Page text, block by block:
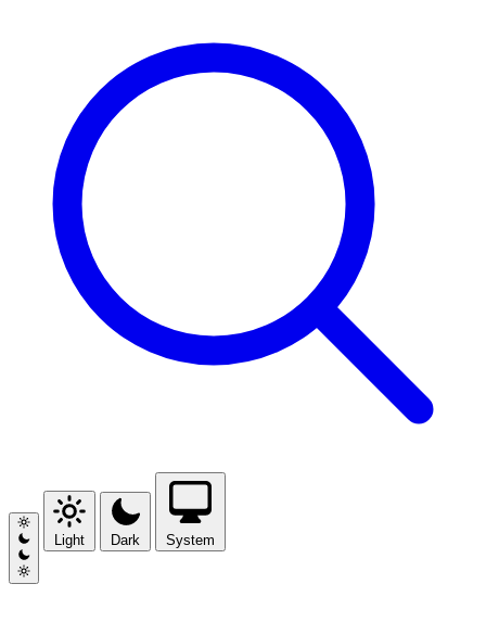
Light Dark System